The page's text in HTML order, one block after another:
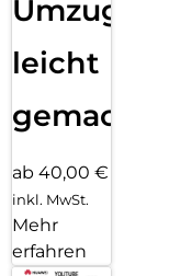
Umzug
leicht
gemacht!
ab 40,00 €
inkl. MwSt.
Mehr
erfahren